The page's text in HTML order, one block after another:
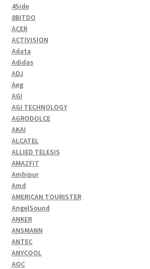
4Side
8BITDO
ACER
ACTIVISION
Adata
Adidas
ADJ
Aeg
AGI
AGI TECHNOLOGY
AGRODOLCE
AKAI
ALCATEL
ALLIED TELESIS
AMAZFIT
Ambipur
Amd
AMERICAN TOURISTER
AngelSound
ANKER
ANSMANN
ANTEC
ANYCOOL
AOC